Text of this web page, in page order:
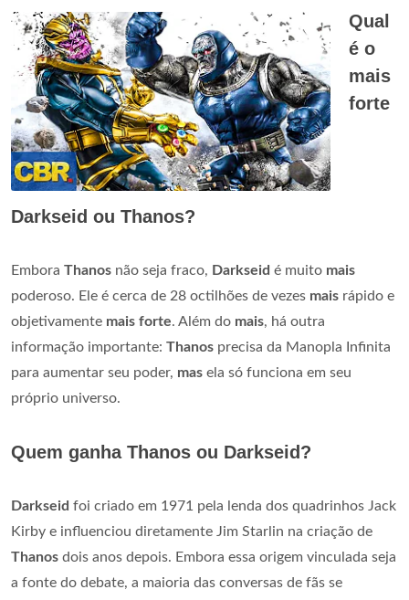
Qual
é o
mais
forte
Darkseid ou Thanos?
Embora Thanos não seja fraco, Darkseid é muito mais
poderoso. Ele é cerca de 28 octilhões de vezes mais rápido e
objetivamente mais forte. Além do mais, há outra
informação importante: Thanos precisa da Manopla Infinita
para aumentar seu poder, mas ela só funciona em seu
próprio universo.
Quem ganha Thanos ou Darkseid?
Darkseid foi criado em 1971 pela lenda dos quadrinhos Jack
Kirby e influenciou diretamente Jim Starlin na criação de
Thanos dois anos depois. Embora essa origem vinculada seja
a fonte do debate, a maioria das conversas de fãs se